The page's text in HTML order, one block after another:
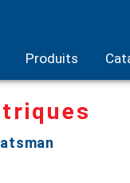
Produits